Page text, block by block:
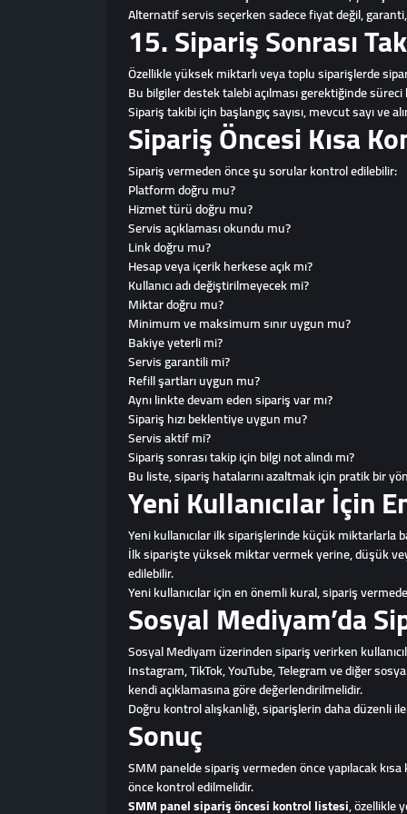
Alternatif servis seçerken sadece fiyat değil,
15. Sipariş Sonrası
Özellikle yüksek miktarlı veya toplu siparişlerde
Bu bilgiler destek talebi açılması gerektiğinde
Sipariş takibi için başlangıç sayısı, mevcut sayı ve
Sipariş Öncesi Kısa
Sipariş vermeden önce şu sorular kontrol edilebilir:
Platform doğru mu?
Hizmet türü doğru mu?
Servis açıklaması okundu mu?
Link doğru mu?
Hesap veya içerik herkese açık mı?
Kullanıcı adı değiştirilmeyecek mi?
Miktar doğru mu?
Minimum ve maksimum sınır uygun mu?
Bakiye yeterli mi?
Servis garantili mi?
Refill şartları uygun mu?
Aynı linkte devam eden sipariş var mı?
Sipariş hızı beklentiye uygun mu?
Servis aktif mi?
Sipariş sonrası takip için bilgi not alındı mı?
Bu liste, sipariş hatalarını azaltmak için pratik bir
Yeni Kullanıcılar İçin
Yeni kullanıcılar ilk siparişlerinde küçük miktarlarla
İlk siparişte yüksek miktar vermek yerine, düşük
edilebilir.
Yeni kullanıcılar için en önemli kural, sipariş
Sosyal Mediyam’da
Sosyal Mediyam üzerinden sipariş verirken
Instagram, TikTok, YouTube, Telegram ve diğer
kendi açıklamasına göre değerlendirilmelidir.
Doğru kontrol alışkanlığı, siparişlerin daha düzenli
Sonuç
SMM panelde sipariş vermeden önce yapılacak
önce kontrol edilmelidir.
SMM panel sipariş öncesi kontrol listesi, özellikle